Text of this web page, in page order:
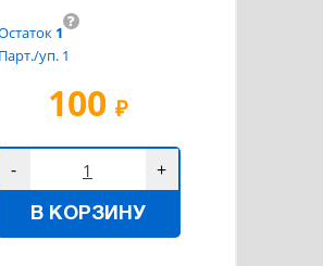
100 ₽
?
1
Парт./уп. 1
- +
В КОРЗИНУ